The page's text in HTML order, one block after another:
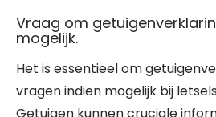
Vraag om
mogelijk.
Het is essentieel om
vragen indien mogelijk bij